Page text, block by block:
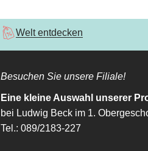
Welt entdecken
Besuchen Sie unsere Filiale!
Eine kleine Auswahl unserer
bei Ludwig Beck im 1.
Tel.: 089/2183-227